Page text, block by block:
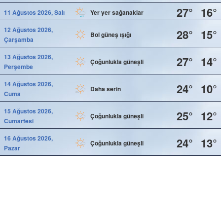
11 Ağustos 2026, Salı Yer yer sağanaklar 27° 16°
12 Ağustos 2026,
Çarşamba
Bol güneş ışığı 28° 15°
13 Ağustos 2026,
Perşembe
Çoğunlukla güneşli 27° 14°
14 Ağustos 2026,
Cuma
Daha serin 24° 10°
15 Ağustos 2026,
Cumartesi
Çoğunlukla güneşli 25° 12°
16 Ağustos 2026,
Pazar
Çoğunlukla güneşli 24° 13°